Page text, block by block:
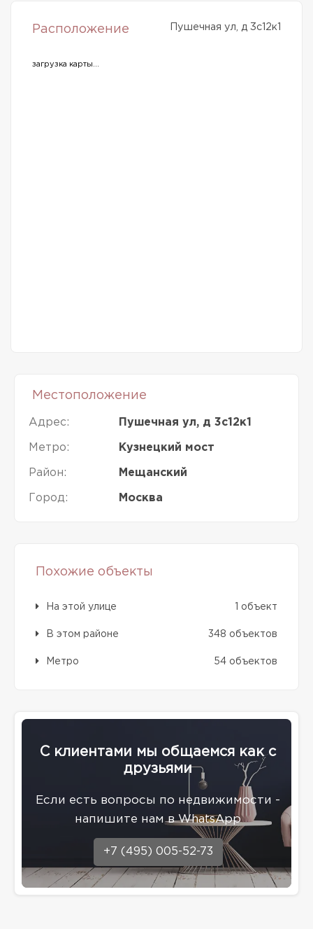
Расположение Пушечная ул, д 3с12к1
загрузка карты...
Местоположение
Адрес: Пушечная ул, д 3с12к1
Метро: Кузнецкий мост
Район: Мещанский
Город: Москва
Похожие объекты
На этой улице 1 объект
В этом районе 348 объектов
Метро 54 объектов
С клиентами мы общаемся как с
друзьями
Eсли есть вопросы по недвижимости -
напишите нам в WhatsApp
+7 (495) 005-52-73